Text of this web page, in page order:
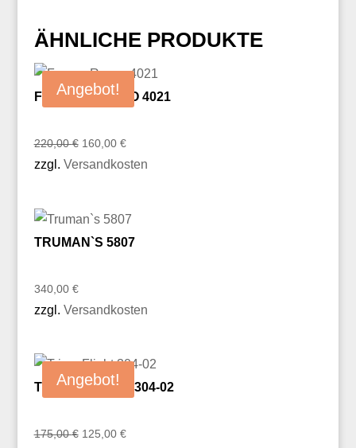
ÄHNLICHE PRODUKTE
Angebot!
FRANCO RUSSO 4021
220,00€ Ursprünglicher
160,00 €Aktueller
Preis
zzgl. Versandkosten
TRUMAN`S 5807
340,00 €
zzgl. Versandkosten
Angebot!
TRIVER FLIGHT 304-02
175,00€ Ursprünglicher
125,00 €Aktueller